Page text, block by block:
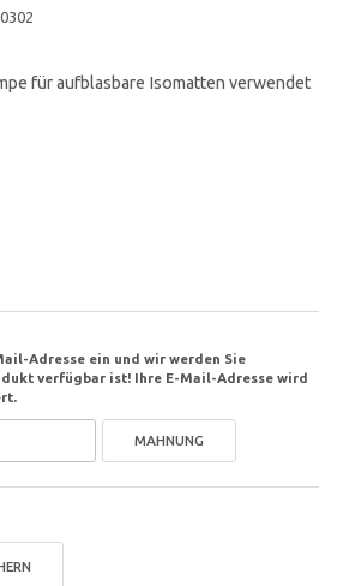
für aufblasbare Isomatten verwendet
Adresse ein und wir werden Sie
verfügbar ist! Ihre E-Mail-Adresse wird
MAHNUNG